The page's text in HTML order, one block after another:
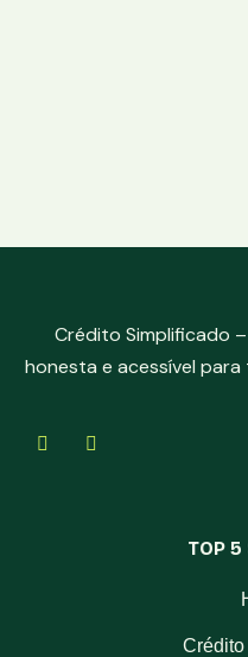
Crédito Simplificado
honesta e acessível
TOP 5